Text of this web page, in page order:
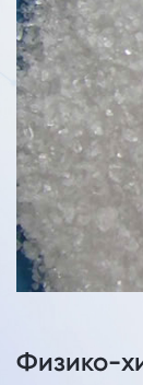
Физико-